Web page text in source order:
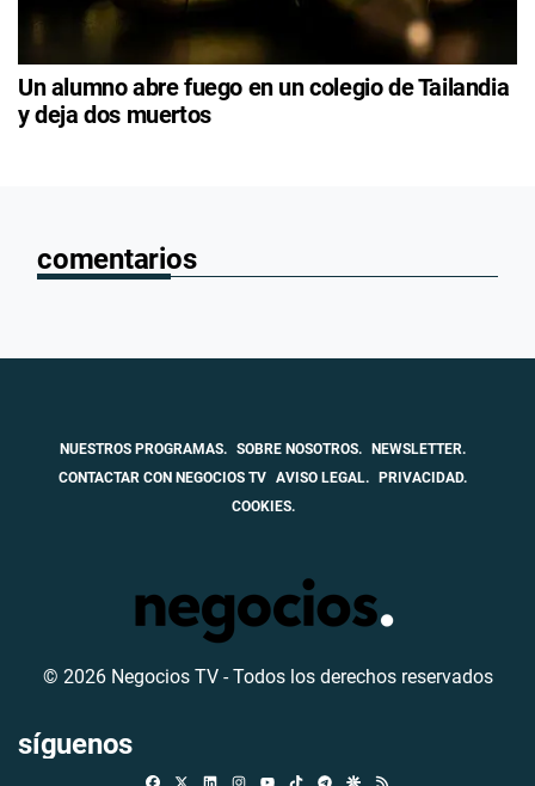
Un alumno abre fuego en un colegio de Tailandia
y deja dos muertos
comentarios
NUESTROS PROGRAMAS. SOBRE NOSOTROS.
NEWSLETTER.
CONTACTAR CON NEGOCIOS TV AVISO LEGAL.
PRIVACIDAD.
COOKIES.
© 2026 Negocios TV - Todos los derechos reservados
síguenos
FacebookLinkedinInstagramTikTokTelegramGoogle Discover